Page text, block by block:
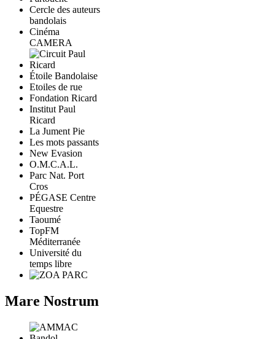
Cercle des auteurs
bandolais
Cinéma
CAMERA
Étoile Bandolaise
Etoiles de rue
Fondation Ricard
Institut Paul
Ricard
La Jument Pie
Les mots passants
New Evasion
O.M.C.A.L.
Parc Nat. Port
Cros
PÉGASE Centre
Equestre
Taoumé
TopFM
Méditerranée
Université du
temps libre
Mare Nostrum